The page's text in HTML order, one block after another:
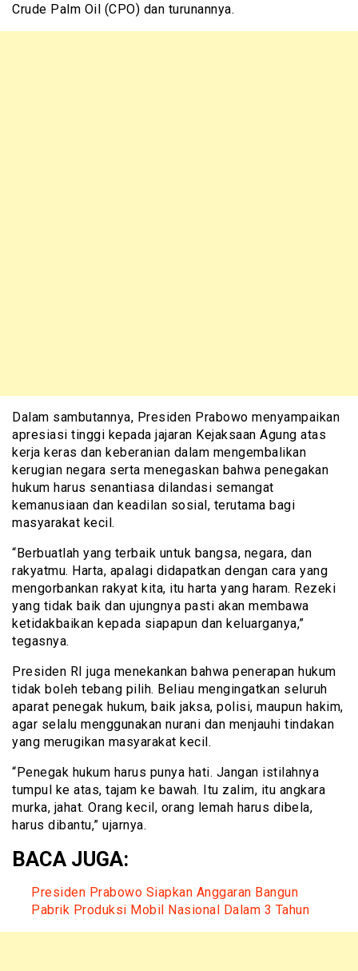
Crude Palm Oil (CPO) dan turunannya.
Dalam sambutannya, Presiden Prabowo menyampaikan
apresiasi tinggi kepada jajaran Kejaksaan Agung atas
kerja keras dan keberanian dalam mengembalikan
kerugian negara serta menegaskan bahwa penegakan
hukum harus senantiasa dilandasi semangat
kemanusiaan dan keadilan sosial, terutama bagi
masyarakat kecil.
“Berbuatlah yang terbaik untuk bangsa, negara, dan
rakyatmu. Harta, apalagi didapatkan dengan cara yang
mengorbankan rakyat kita, itu harta yang haram. Rezeki
yang tidak baik dan ujungnya pasti akan membawa
ketidakbaikan kepada siapapun dan keluarganya,”
tegasnya.
Presiden RI juga menekankan bahwa penerapan hukum
tidak boleh tebang pilih. Beliau mengingatkan seluruh
aparat penegak hukum, baik jaksa, polisi, maupun hakim,
agar selalu menggunakan nurani dan menjauhi tindakan
yang merugikan masyarakat kecil.
“Penegak hukum harus punya hati. Jangan istilahnya
tumpul ke atas, tajam ke bawah. Itu zalim, itu angkara
murka, jahat. Orang kecil, orang lemah harus dibela,
harus dibantu,” ujarnya.
BACA JUGA:
Presiden Prabowo Siapkan Anggaran Bangun
Pabrik Produksi Mobil Nasional Dalam 3 Tahun